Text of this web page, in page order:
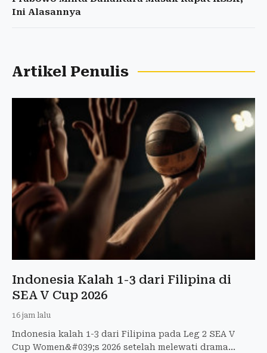
Ini Alasannya
Artikel Penulis
Indonesia Kalah 1-3 dari Filipina di
SEA V Cup 2026
16 jam lalu
Indonesia kalah 1-3 dari Filipina pada Leg 2 SEA V
Cup Women&#039;s 2026 setelah melewati drama